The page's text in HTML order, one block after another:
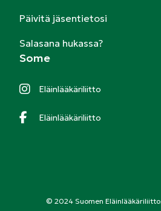
Päivitä jäsentietosi
Salasana hukassa?
Some
Eläinlääkäriliitto
Eläinlääkäriliitto
© 2024 Suomen Eläinlääkäriliitto.